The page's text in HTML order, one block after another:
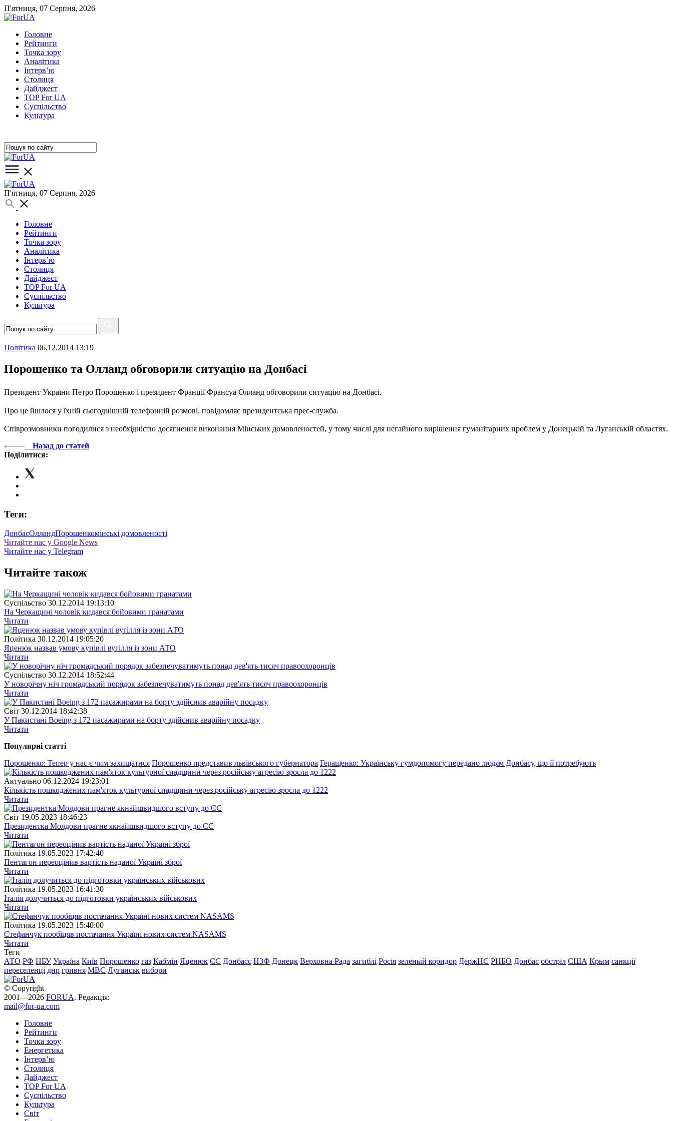
П'ятниця, 07 Серпня, 2026
Головне
Рейтинги
Точка зору
Аналітика
Інтерв’ю
Столиця
Дайджест
TOP For UA
Суспiльство
Культура
П'ятниця, 07 Серпня, 2026
Головне
Рейтинги
Точка зору
Аналітика
Інтерв’ю
Столиця
Дайджест
TOP For UA
Суспiльство
Культура
Полiтика 06.12.2014 13:19
Порошенко та Олланд обговорили ситуацію на Донбасі
Президент України Петро Порошенко і президент Франції Франсуа Олланд обговорили ситуацію на Донбасі.
Про це йшлося у їхній сьогоднішній телефонній розмові, повідомляє президентська прес-служба.
Співрозмовники погодилися з необхідністю досягнення виконання Мінських домовленостей, у тому числі для негайного вирішення гуманітарних проблем у Донецькій та Луганській областях.
Назад до статей
Поділитися:
Теги:
ДонбасОлландПорошенкомінські домовленості
Читайте нас у Google News
Читайте нас у Telegram
Читайте також
Суспiльство 30.12.2014 19:13:10
На Черкащині чоловік кидався бойовими гранатами
Читати
Полiтика 30.12.2014 19:05:20
Яценюк назвав умову купівлі вугілля із зони АТО
Читати
Суспiльство 30.12.2014 18:52:44
У новорічну ніч громадський порядок забезпечуватимуть понад дев'ять тисяч правоохоронців
Читати
Свiт 30.12.2014 18:42:38
У Пакистані Boeing з 172 пасажирами на борту здійснив аварійну посадку
Читати
Популярнi статтi
Порошенко: Тепер у нас є чим захищатися Порошенко представив львівського губернатора Геращенко: Українську гумдопомогу передано людям Донбасу, що її потребують
Актуально 06.12.2024 19:23:01
Кількість пошкоджених пам'яток культурної спадщини через російську агресію зросла до 1222
Читати
Свiт 19.05.2023 18:46:23
Президентка Молдови прагне якнайшвидшого вступу до ЄС
Читати
Полiтика 19.05.2023 17:42:40
Пентагон переоцінив вартість наданої Україні зброї
Читати
Полiтика 19.05.2023 16:41:30
Італія долучиться до підготовки українських військових
Читати
Полiтика 19.05.2023 15:40:00
Стефанчук пообіцяв постачання Україні нових систем NASAMS
Читати
Теги
АТО РФ НБУ Україна Київ Порошенко газ Кабмін Яценюк ЄС Донбасс НЗФ Донецк Верховна Рада загиблі Росія зеленый коридор ДержНС РНБО Донбас обстріл США Крым санкції
переселенці днр гривня МВС Луганськ вибори
© Copyright
2001—2026 FORUA. Редакція:
mail@for-ua.com
Головне
Рейтинги
Точка зору
Енергетика
Інтерв’ю
Столиця
Дайджест
TOP For UA
Суспiльство
Культура
Світ